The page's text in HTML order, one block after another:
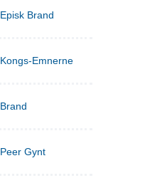
Episk Brand
Kongs-Emnerne
Brand
Peer Gynt